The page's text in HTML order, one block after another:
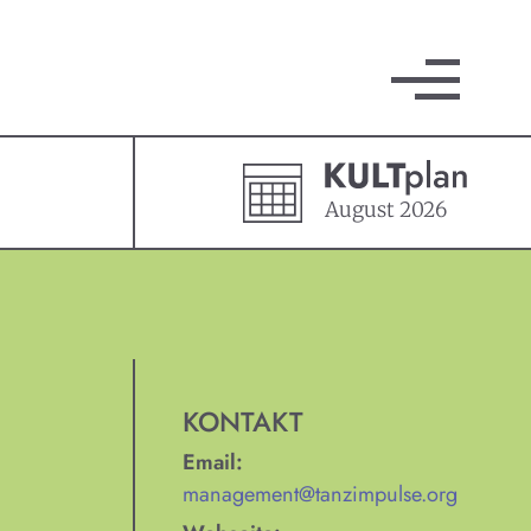
August2026
KONTAKT
Email:
management@tanzimpulse.org